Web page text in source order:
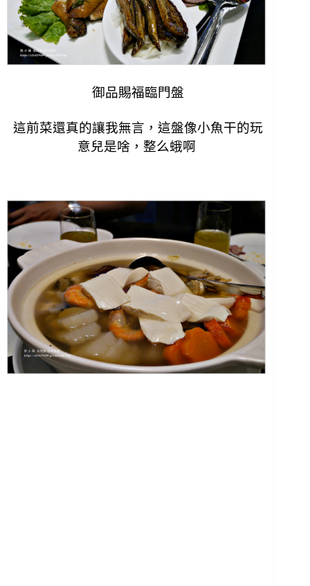
御品賜福臨門盤
這前菜還真的讓我無言，這盤像小魚干的玩
意兒是啥， 整么蛾啊